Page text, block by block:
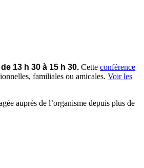
13 h 30 à 15 h 30. Cette conférence
familiales ou amicales. Voir les
auprès de l’organisme depuis plus de